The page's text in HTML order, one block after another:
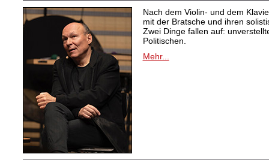
Nach dem Violin- und dem
mit der Bratsche und ihren
Zwei Dinge fallen auf:
Politischen.
Mehr...